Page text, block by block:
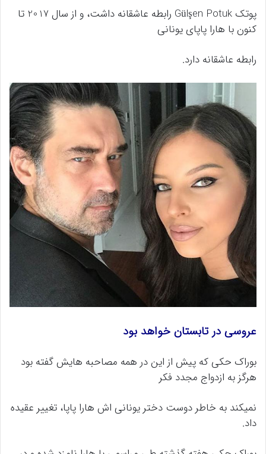
پوتک Gülşen Potuk رابطه عاشقانه داشت، و از سال 2017 تا
کنون با هارا پاپای یونانی
رابطه عاشقانه دارد.
عروسی در تابستان خواهد بود
بوراک حکی که پیش از این در همه مصاحبه هایش گفته بود
هرگز به ازدواج مجدد فکر
نمیکند به خاطر دوست دختر یونانی اش هارا پاپا، تغییر عقیده
داد.